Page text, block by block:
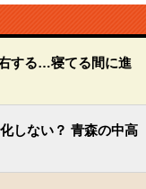
する…寝てる間に進
しない？ 青森の中高